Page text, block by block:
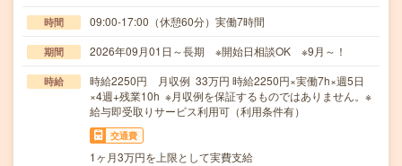
時間 09:00-17:00（休憩60分）実働7時間
期間 2026年09月01日～長期 ※開始日相談OK ※9月～！
時給
時給2250円 月収例 33万円 時給2250円×実働7h×週5日
×4週+残業10h ※月収例を保証するものではありません。※
給与即受取りサービス利用可（利用条件有）
交通費
1ヶ月3万円を上限として実費支給